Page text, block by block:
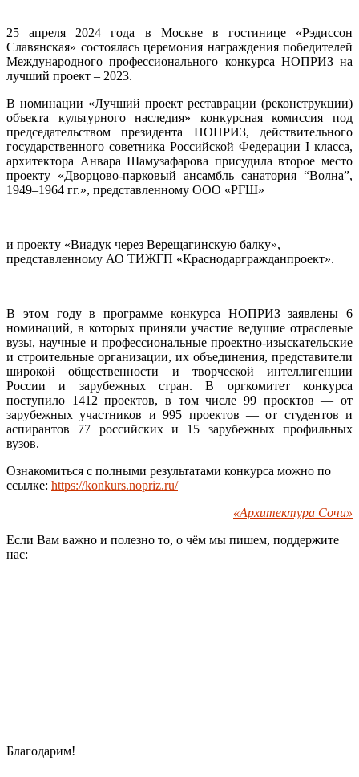
25 апреля 2024 года в Москве в гостинице «Рэдиссон
Славянская» состоялась церемония награждения победителей
Международного профессионального конкурса НОПРИЗ на
лучший проект – 2023.
В номинации «Лучший проект реставрации (реконструкции)
объекта культурного наследия» конкурсная комиссия под
председательством президента НОПРИЗ, действительного
государственного советника Российской Федерации I класса,
архитектора Анвара Шамузафарова присудила второе место
проекту «Дворцово-парковый ансамбль санатория “Волна”,
1949–1964 гг.», представленному ООО «РГШ»
и проекту «Виадук через Верещагинскую балку»,
представленному АО ТИЖГП «Краснодаргражданпроект».
В этом году в программе конкурса НОПРИЗ заявлены 6
номинаций, в которых приняли участие ведущие отраслевые
вузы, научные и профессиональные проектно-изыскательские
и строительные организации, их объединения, представители
широкой общественности и творческой интеллигенции
России и зарубежных стран. В оргкомитет конкурса
поступило 1412 проектов, в том числе 99 проектов — от
зарубежных участников и 995 проектов — от студентов и
аспирантов 77 российских и 15 зарубежных профильных
вузов.
Ознакомиться с полными результатами конкурса можно по
ссылке: https://konkurs.nopriz.ru/
«Архитектура Сочи»
Если Вам важно и полезно то, о чём мы пишем, поддержите
нас:
Благодарим!